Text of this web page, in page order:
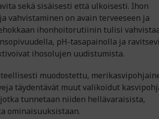
sekä sisäisesti että ulkoisesti. Ihon
vahvistaminen on avain terveeseen ja
ihonhoitorutiinin tulisi
pH-tasapainolla ja
ihosolujen uudistumista.
muodostettu,
täydentävät muut valikoidut
tunnetaan niiden hellävaraisista,
ominaisuuksistaan.